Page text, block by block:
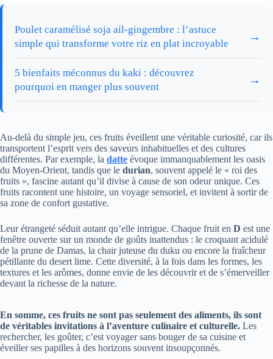
Poulet caramélisé soja ail-gingembre : l’astuce
simple qui transforme votre riz en plat incroyable
→
5 bienfaits méconnus du kaki : découvrez
pourquoi en manger plus souvent
→
Au-delà du simple jeu, ces fruits éveillent une véritable curiosité, car ils
transportent l’esprit vers des saveurs inhabituelles et des cultures
différentes. Par exemple, la datte évoque immanquablement les oasis
du Moyen-Orient, tandis que le durian, souvent appelé le « roi des
fruits », fascine autant qu’il divise à cause de son odeur unique. Ces
fruits racontent une histoire, un voyage sensoriel, et invitent à sortir de
sa zone de confort gustative.
Leur étrangeté séduit autant qu’elle intrigue. Chaque fruit en D est une
fenêtre ouverte sur un monde de goûts inattendus : le croquant acidulé
de la prune de Damas, la chair juteuse du duku ou encore la fraîcheur
pétillante du desert lime. Cette diversité, à la fois dans les formes, les
textures et les arômes, donne envie de les découvrir et de s’émerveiller
devant la richesse de la nature.
En somme, ces fruits ne sont pas seulement des aliments, ils sont
de véritables invitations à l’aventure culinaire et culturelle. Les
rechercher, les goûter, c’est voyager sans bouger de sa cuisine et
éveiller ses papilles à des horizons souvent insoupçonnés.